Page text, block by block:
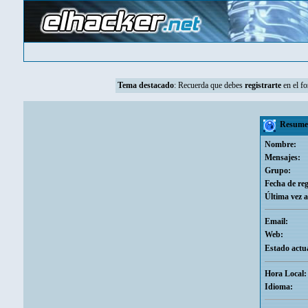
Tema destacado: Recuerda que debes registrarte en el
Nombre:
Mensajes:
Grupo:
Fecha de
Última vez
Email:
Web:
Estado
Hora Local:
Idioma: